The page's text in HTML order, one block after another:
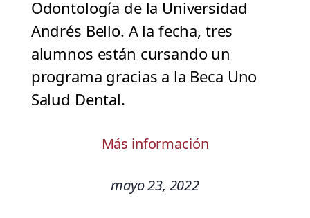
Odontología de la Universidad
Andrés Bello. A la fecha, tres
alumnos están cursando un
programa gracias a la Beca Uno
Salud Dental.
Más información
mayo 23, 2022